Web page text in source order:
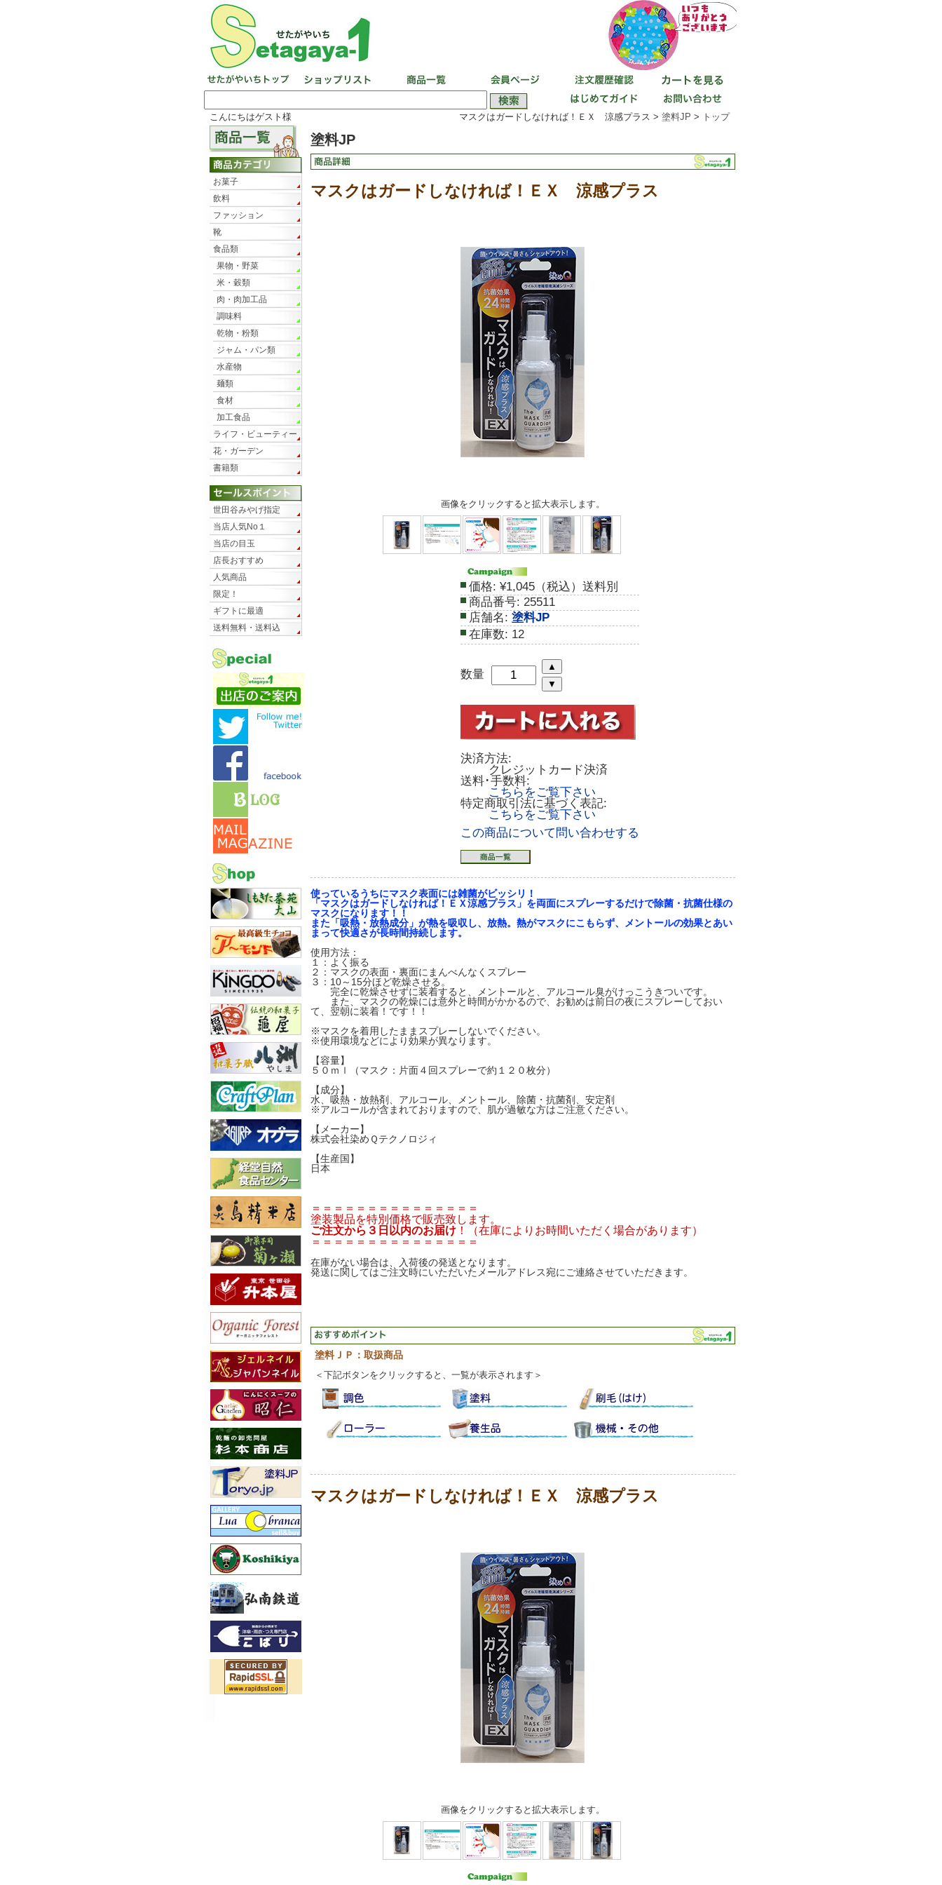
こんにちはゲスト様 マスクはガードしなければ！ＥＸ 涼感プラス > 塗料JP > トップ
塗料JP
マスクはガードしなければ！ＥＸ 涼感プラス
画像をクリックすると拡大表示します。
価格: ¥1,045（税込）送料別
商品番号: 25511
店舗名: 塗料JP
在庫数: 12
数量
決済方法:
クレジットカード決済
送料･手数料:
こちらをご覧下さい
特定商取引法に基づく表記:
こちらをご覧下さい
この商品について問い合わせする
使っているうちにマスク表面には雑菌がビッシリ！
「マスクはガードしなければ！ＥＸ涼感プラス」を両面にスプレーするだけで除菌・抗菌仕様の
マスクになります！！
また「吸熱・放熱成分」が熱を吸収し、放熱。熱がマスクにこもらず、メントールの効果とあい
まって快適さが長時間持続します。
使用方法：
１：よく振る
２：マスクの表面・裏面にまんべんなくスプレー
３：10～15分ほど乾燥させる。
完全に乾燥させずに装着すると、メントールと、アルコール臭がけっこうきついです。
また、マスクの乾燥には意外と時間がかかるので、お勧めは前日の夜にスプレーしておい
て、翌朝に装着！です！！
※マスクを着用したままスプレーしないでください。
※使用環境などにより効果が異なります。
【容量】
５０ｍｌ（マスク：片面４回スプレーで約１２０枚分）
【成分】
水、吸熱・放熱剤、アルコール、メントール、除菌・抗菌剤、安定剤
※アルコールが含まれておりますので、肌が過敏な方はご注意ください。
【メーカー】
株式会社染めＱテクノロジィ
【生産国】
日本
＝＝＝＝＝＝＝＝＝＝＝＝＝＝＝
塗装製品を特別価格で販売致します。
ご注文から３日以内のお届け！（在庫によりお時間いただく場合があります）
＝＝＝＝＝＝＝＝＝＝＝＝＝＝＝
在庫がない場合は、入荷後の発送となります。
発送に関してはご注文時にいただいたメールアドレス宛にご連絡させていただきます。
塗料ＪＰ：取扱商品
＜下記ボタンをクリックすると、一覧が表示されます＞
マスクはガードしなければ！ＥＸ 涼感プラス
画像をクリックすると拡大表示します。
お菓子
飲料
ファッション
靴
食品類
果物・野菜
米・穀類
肉・肉加工品
調味料
乾物・粉類
ジャム・パン類
水産物
麺類
食材
加工食品
ライフ・ビューティー
花・ガーデン
書籍類
世田谷みやげ指定
当店人気No１
当店の目玉
店長おすすめ
人気商品
限定！
ギフトに最適
送料無料・送料込